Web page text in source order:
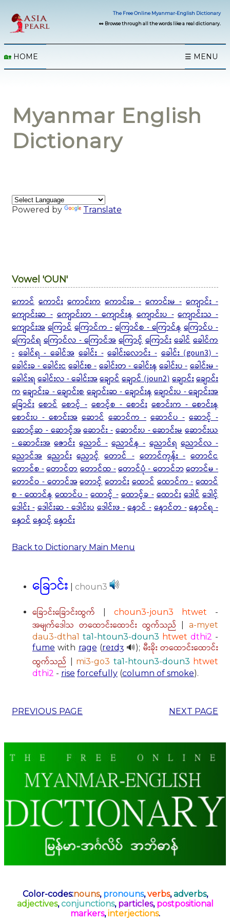
The Free Online Myanmar-English Dictionary
👀 Browse through all the words like a real dictionary.
🏡 HOME ☰ MENU
Myanmar English
Dictionary
Powered by Translate
Vowel 'OUN'
ကောင် ကောင်း ကောင်းက ကောင်းခ - ကောင်းမ - ကျောင်း -
ကျောင်းဆ - ကျောင်းတ - ကျောင်းန ကျောင်းပ - ကျောင်းသ -
ကျောင်းအ ကြောင် ကြောင်က - ကြောင်စ - ကြောင်န ကြောင်ပ -
ကြောင်ရ ကြောင်လ - ကြောင်အ ကြောင့် ကြောင်း ခေါင် ခေါင်က
- ခေါင်ရ - ခေါင်အ ခေါင်း - ခေါင်းလောင်း - ခေါင်း (goun3) -
ခေါင်းခ - ခေါင်းငခေါင်းစ -ခေါင်းတ - ခေါင်းနခေါင်းပ -ခေါင်းမ -
ခေါင်းရ ခေါင်းလ - ခေါင်းအချောင်ချောင် (joun2)ချောင်းချောင်း
ကချောင်းခ - ချောင်းစချောင်းဆ - ချောင်းနချောင်းပ - ချောင်းအ
ခြောင်း စောင် စောင့် - စောင့်စ -စောင်း စောင်းက - စောင်းန
စောင်းပ - စောင်းအ ဆောင် ဆောင်က - ဆောင်ပ - ဆောင့် -
ဆောင့်ဆ - ဆောင့်အဆောင်း -ဆောင်းပ - ဆောင်းမဆောင်းယ
- ဆောင်းအ ဇောင်း ညောင် - ညောင်န - ညောင်ရ ညောင်လ -
ညောင်အ ညောင်း ညှောင့် တောင် - တောင်ကုန်း - တောင်င
တောင်စ -တောင်တတောင်ထ -တောင်ပုံ - တောင်ဘတောင်မ -
တောင်ဝ - တောင်အတောင့်တောင်းထောင်ထောင်က -ထောင်
စ - ထောင်န ထောင်ပ - ထောင့် - ထောင့်ခ - ထောင်း ဒေါင် ဒေါင့်
ဒေါင်း -ဒေါင်းဆ - ဒေါင်းပဒေါင်းဖ -နောင် -နောင်တ -နောင်ရ -
နှောင်နှောင့်နှောင်း
Back to Dictionary Main Menu
ခြောင်း choun3
ခြောင်းခြောင်းထွက် choun3-joun3 htwet -
အမျက်ဒေါသ တထောင်းထောင်း ထွက်သည်
a-myet
dau3-dtha1 ta1-htoun3-doun3 htwet dthi2 -
fume with rage (reɪdʒ🔊); မီးခိုး တထောင်းထောင်း
ထွက်သည်
mi3-go3 ta1-htoun3-doun3 htwet
dthi2 - rise forcefully (column of smoke).
PREVIOUS PAGE NEXT PAGE
Color-codes:nouns, pronouns,verbs,adverbs,
adjectives,conjunctions, particles, postpositional
markers,interjections.